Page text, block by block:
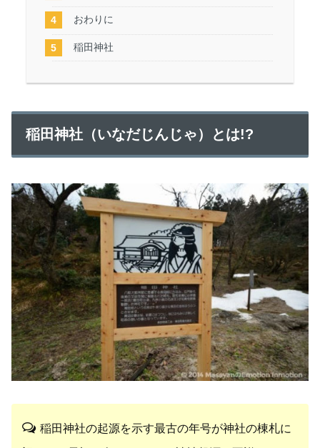
おわりに
稲田神社
稲田神社（いなだじんじゃ）とは!?
稲田神社の起源を示す最古の年号が神社の棟札に